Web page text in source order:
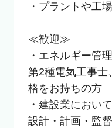
・プラントや工
≪歓迎≫
・エネルギー管
第2種電気工事士
格をお持ちの方
・建設業におい
設計・計画・監